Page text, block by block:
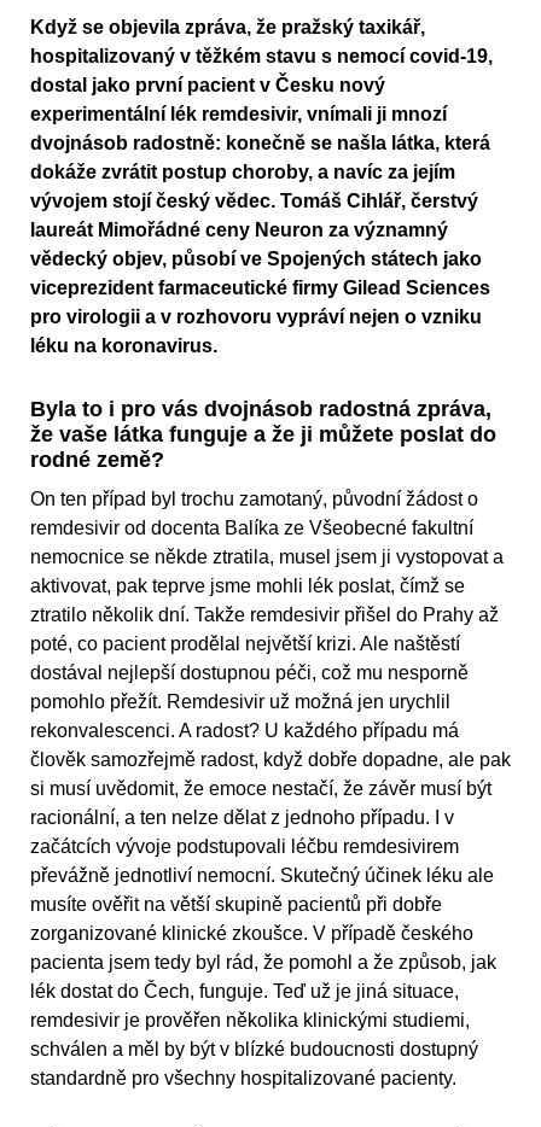
Když se objevila zpráva, že pražský taxikář,
hospitalizovaný v těžkém stavu s nemocí covid-19,
dostal jako první pacient v Česku nový
experimentální lék remdesivir, vnímali ji mnozí
dvojnásob radostně: konečně se našla látka, která
dokáže zvrátit postup choroby, a navíc za jejím
vývojem stojí český vědec. Tomáš Cihlář, čerstvý
laureát Mimořádné ceny Neuron za významný
vědecký objev, působí ve Spojených státech jako
viceprezident farmaceutické firmy Gilead Sciences
pro virologii a v rozhovoru vypráví nejen o vzniku
léku na koronavirus.
Byla to i pro vás dvojnásob radostná zpráva,
že vaše látka funguje a že ji můžete poslat do
rodné země?
On ten případ byl trochu zamotaný, původní žádost o
remdesivir od docenta Balíka ze Všeobecné fakultní
nemocnice se někde ztratila, musel jsem ji vystopovat a
aktivovat, pak teprve jsme mohli lék poslat, čímž se
ztratilo několik dní. Takže remdesivir přišel do Prahy až
poté, co pacient prodělal největší krizi. Ale naštěstí
dostával nejlepší dostupnou péči, což mu nesporně
pomohlo přežít. Remdesivir už možná jen urychlil
rekonvalescenci. A radost? U každého případu má
člověk samozřejmě radost, když dobře dopadne, ale pak
si musí uvědomit, že emoce nestačí, že závěr musí být
racionální, a ten nelze dělat z jednoho případu. I v
začátcích vývoje podstupovali léčbu remdesivirem
převážně jednotliví nemocní. Skutečný účinek léku ale
musíte ověřit na větší skupině pacientů při dobře
zorganizované klinické zkoušce. V případě českého
pacienta jsem tedy byl rád, že pomohl a že způsob, jak
lék dostat do Čech, funguje. Teď už je jiná situace,
remdesivir je prověřen několika klinickými studiemi,
schválen a měl by být v blízké budoucnosti dostupný
standardně pro všechny hospitalizované pacienty.